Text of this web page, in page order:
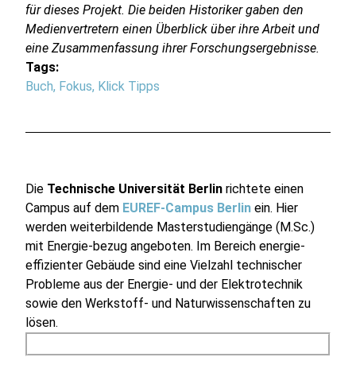
für dieses Projekt. Die beiden Historiker gaben den
Medienvertretern einen Überblick über ihre Arbeit und
eine Zusammenfassung ihrer Forschungsergebnisse.
Tags:
Buch, Fokus, Klick Tipps
Die Technische Universität Berlin richtete einen
Campus auf dem EUREF-Campus Berlin ein. Hier
werden weiterbildende Masterstudiengänge (M.Sc.)
mit Energie-bezug angeboten. Im Bereich energie-
effizienter Gebäude sind eine Vielzahl technischer
Probleme aus der Energie- und der Elektrotechnik
sowie den Werkstoff- und Naturwissenschaften zu
lösen.